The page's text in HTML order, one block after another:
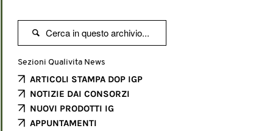

Sezioni Qualivita News
ARTICOLI STAMPA DOP IGP
NOTIZIE DAI CONSORZI
NUOVI PRODOTTI IG
APPUNTAMENTI